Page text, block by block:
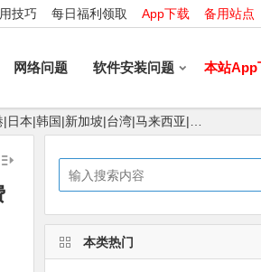
技巧 每日福利领取 App下载 备用站点
网络问题 软件安装问题 本站App
本|韩国|新加坡|台湾|马来西亚|…
本类热门